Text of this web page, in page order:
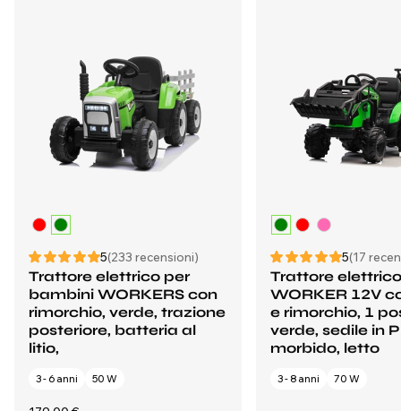
5(233 recensioni)
Trattore elettrico per
bambini WORKERS con
rimorchio, verde, trazione
posteriore, batteria al
litio,
3 - 6 anni 50 W
5(17
Trattore
WORKER 12V
e rimorchio, 1
verde, sedile in
morbido, letto
3 - 8 anni 70 W